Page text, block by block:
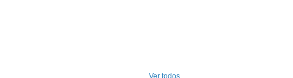
Ver todos